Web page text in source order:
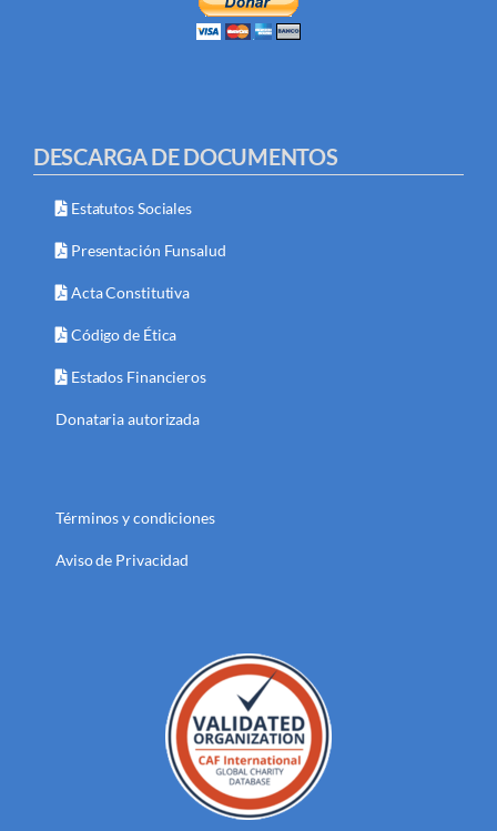
DESCARGA DE DOCUMENTOS
Estatutos Sociales
Presentación Funsalud
Acta Constitutiva
Código de Ética
Estados Financieros
Donataria autorizada
Términos y condiciones
Aviso de Privacidad